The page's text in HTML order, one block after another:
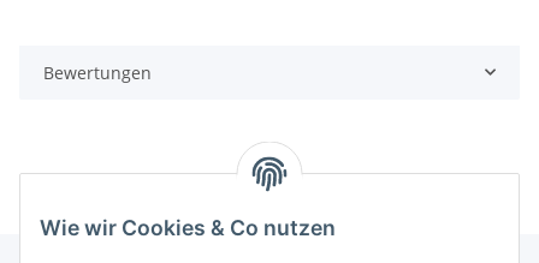
Wie wir Cookies & Co nutzen
Bewertungen